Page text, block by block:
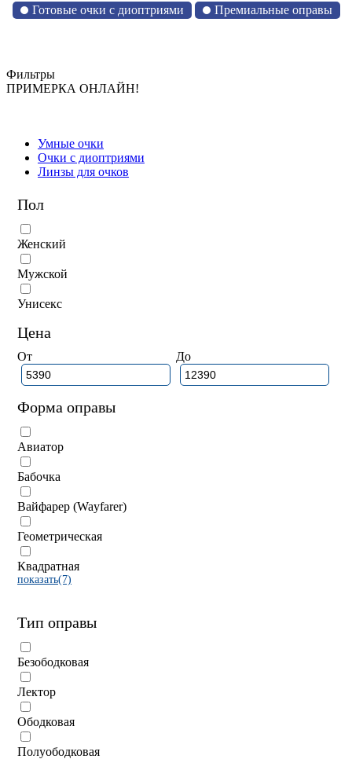
Готовые очки с диоптриями
Премиальные оправы
Фильтры
ПРИМЕРКА ОНЛАЙН!
Умные очки
Очки с диоптриями
Линзы для очков
Пол
Женский
Мужской
Унисекс
Цена
От До
Форма оправы
Авиатор
Бабочка
Вайфарер (Wayfarer)
Геометрическая
Квадратная
показать(7)
Тип оправы
Безободковая
Лектор
Ободковая
Полуободковая